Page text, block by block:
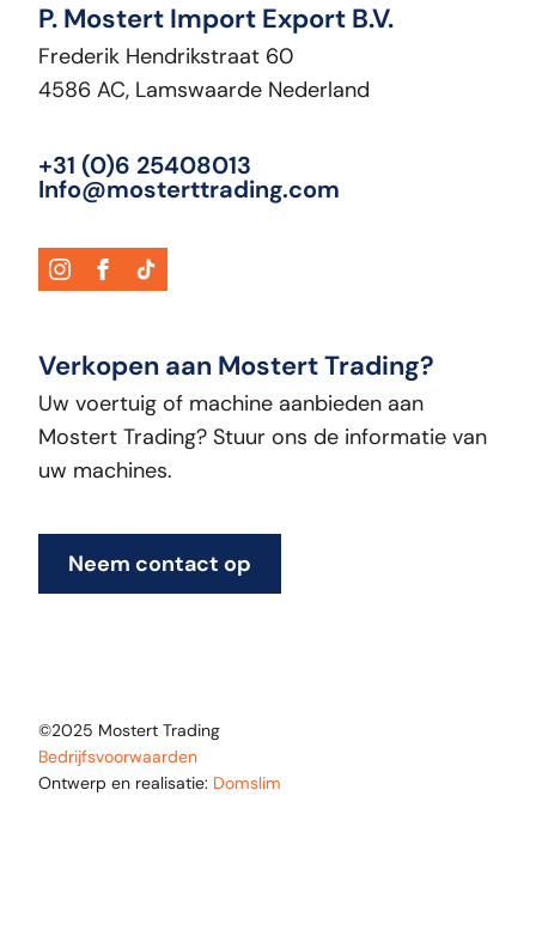
P. Mostert Import Export B.V.
Frederik Hendrikstraat 60
4586 AC, Lamswaarde Nederland
+31 (0)6 25408013
Info@mosterttrading.com
Verkopen aan Mostert Trading?
Uw voertuig of machine aanbieden aan
Mostert Trading? Stuur ons de informatie van
uw machines.
Neem contact op
©2025 Mostert Trading
Bedrijfsvoorwaarden
Ontwerp en realisatie: Domslim